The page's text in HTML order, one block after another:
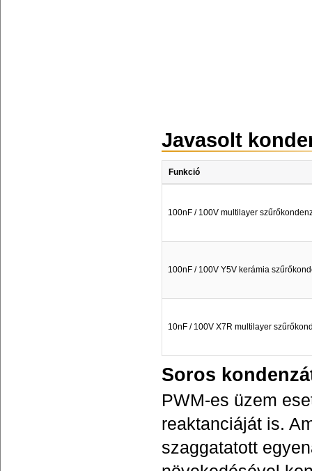
Javasolt
Funkció
100nF / 100V multilayer
100nF / 100V Y5V kerámia
10nF / 100V X7R multilayer
Soros
PWM-es üzem
reaktanciáját is.
szaggatatott